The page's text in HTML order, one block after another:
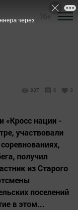
837 0 0
«Кросс нации -
участвовали
получил
из Старого
поселений
в этом...
через